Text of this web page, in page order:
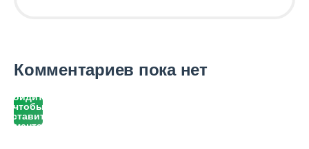
Комментариев пока нет
Войдите,
чтобы
оставить